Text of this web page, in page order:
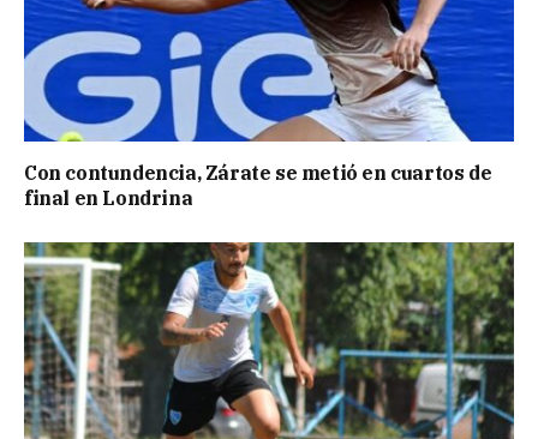
Con contundencia, Zárate se metió en cuartos de
final en Londrina